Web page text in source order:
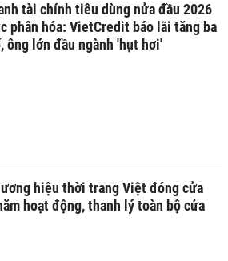
tài chính tiêu dùng nửa đầu 2026
phân hóa: VietCredit báo lãi tăng ba
ông lớn đầu ngành 'hụt hơi'
hiệu thời trang Việt đóng cửa
hoạt động, thanh lý toàn bộ cửa